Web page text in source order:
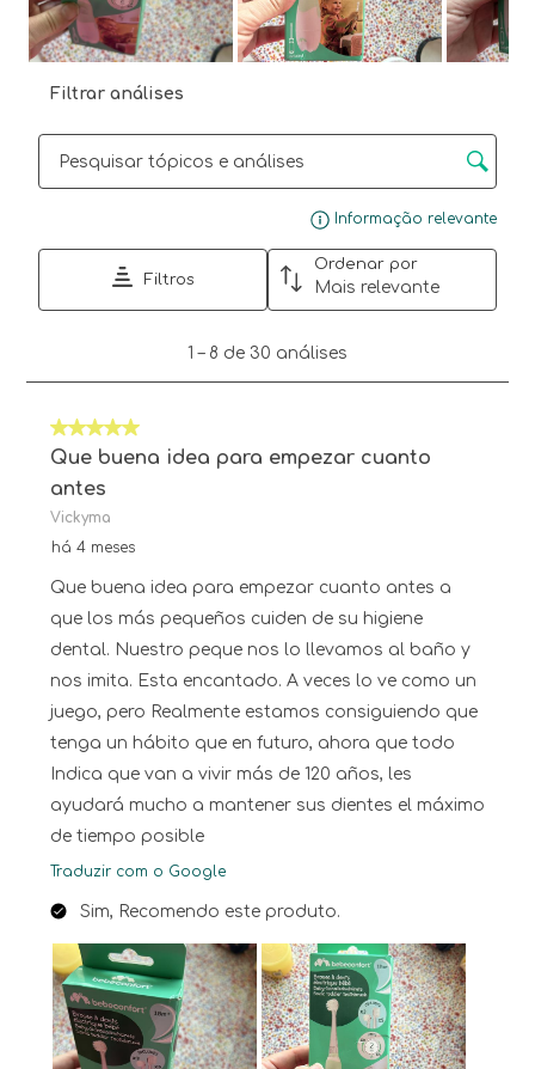
Filtrar análises
Informação relevante
Filtros
Ordenar por
Mais relevante
8
análises.
1 – 8 de 30 análises
5 em 5 estrelas.
Que buena idea para empezar cuanto
antes
Vickyma
há 4 meses
Que buena idea para empezar cuanto antes a
que los más pequeños cuiden de su higiene
dental. Nuestro peque nos lo llevamos al baño y
nos imita. Esta encantado. A veces lo ve como un
juego, pero Realmente estamos consiguiendo que
tenga un hábito que en futuro, ahora que todo
Indica que van a vivir más de 120 años, les
ayudará mucho a mantener sus dientes el máximo
de tiempo posible
Traduzir com o Google
Sim, Recomendo este produto.